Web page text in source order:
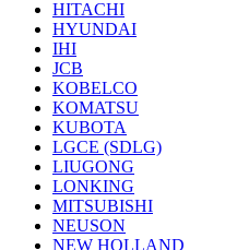
HITACHI
HYUNDAI
IHI
JCB
KOBELCO
KOMATSU
KUBOTA
LGCE (SDLG)
LIUGONG
LONKING
MITSUBISHI
NEUSON
NEW HOLLAND